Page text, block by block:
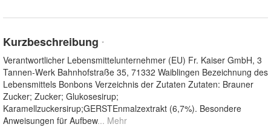
Kurzbeschreibung *
Verantwortlicher Lebensmittelunternehmer (EU) Fr. Kaiser GmbH, 3
Tannen-Werk Bahnhofstraße 35, 71332 Waiblingen Bezeichnung des
Lebensmittels Bonbons Verzeichnis der Zutaten Zutaten: Brauner
Zucker; Zucker; Glukosesirup;
Karamellzuckersirup;GERSTEnmalzextrakt (6,7%). Besondere
Anweisungen für Aufbew... Mehr